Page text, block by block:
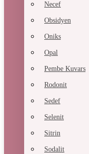
Necef
Obsidyen
Oniks
Opal
Pembe Kuvars
Rodonit
Sedef
Selenit
Sitrin
Sodalit